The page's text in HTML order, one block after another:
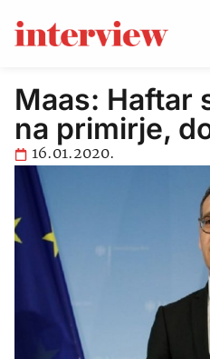
Maas: Haftar
na primirje,
16.01.2020.